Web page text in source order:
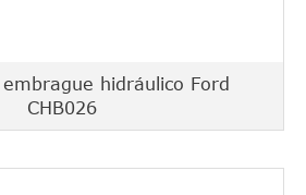
hidráulico Ford
CHB026